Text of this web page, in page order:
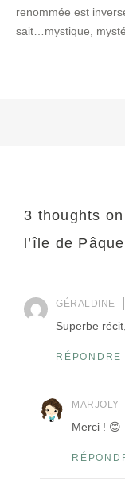
renommée est
sait…mystique,
3 thoughts on
l’île de
GÉRALDINE
Superbe
RÉPONDRE
MARJOLY
Merci ! 😊